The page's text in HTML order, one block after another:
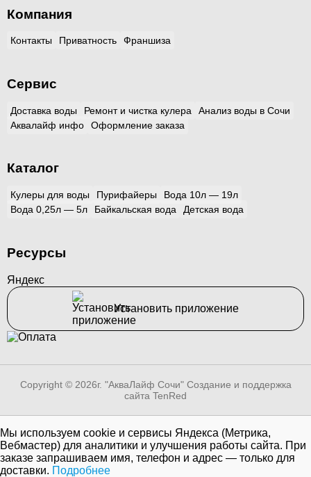
Компания
Контакты Приватность Франшиза
Сервис
Доставка воды Ремонт и чистка кулера
Анализ воды в Сочи
Аквалайф инфо
Оформление заказа
Каталог
Кулеры для воды Пурифайеры
Вода 10л — 19л
Вода 0,25л — 5л
Байкальская вода Детская вода
Ресурсы
Яндекс
Установить приложение
Copyright © 2026г. "АкваЛайф Сочи" Создание и поддержка
сайта TenRed
Мы используем cookie и сервисы Яндекса (Метрика,
Вебмастер) для аналитики и улучшения работы сайта. При
заказе запрашиваем имя, телефон и адрес — только для
доставки. Подробнее